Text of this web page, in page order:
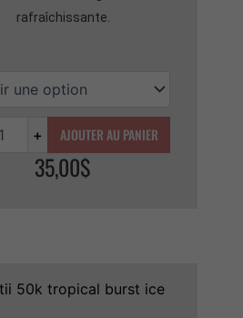
rafraîchissante.
+ AJOUTER AU PANIER
35,00$